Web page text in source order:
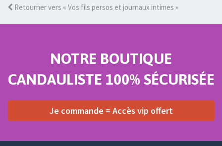
Retourner vers « Vos fils persos et journaux intimes »
NOTRE BOUTIQUE
CANDAULISTE 100% SÉCURISÉE
Je commande = Accès vip offert